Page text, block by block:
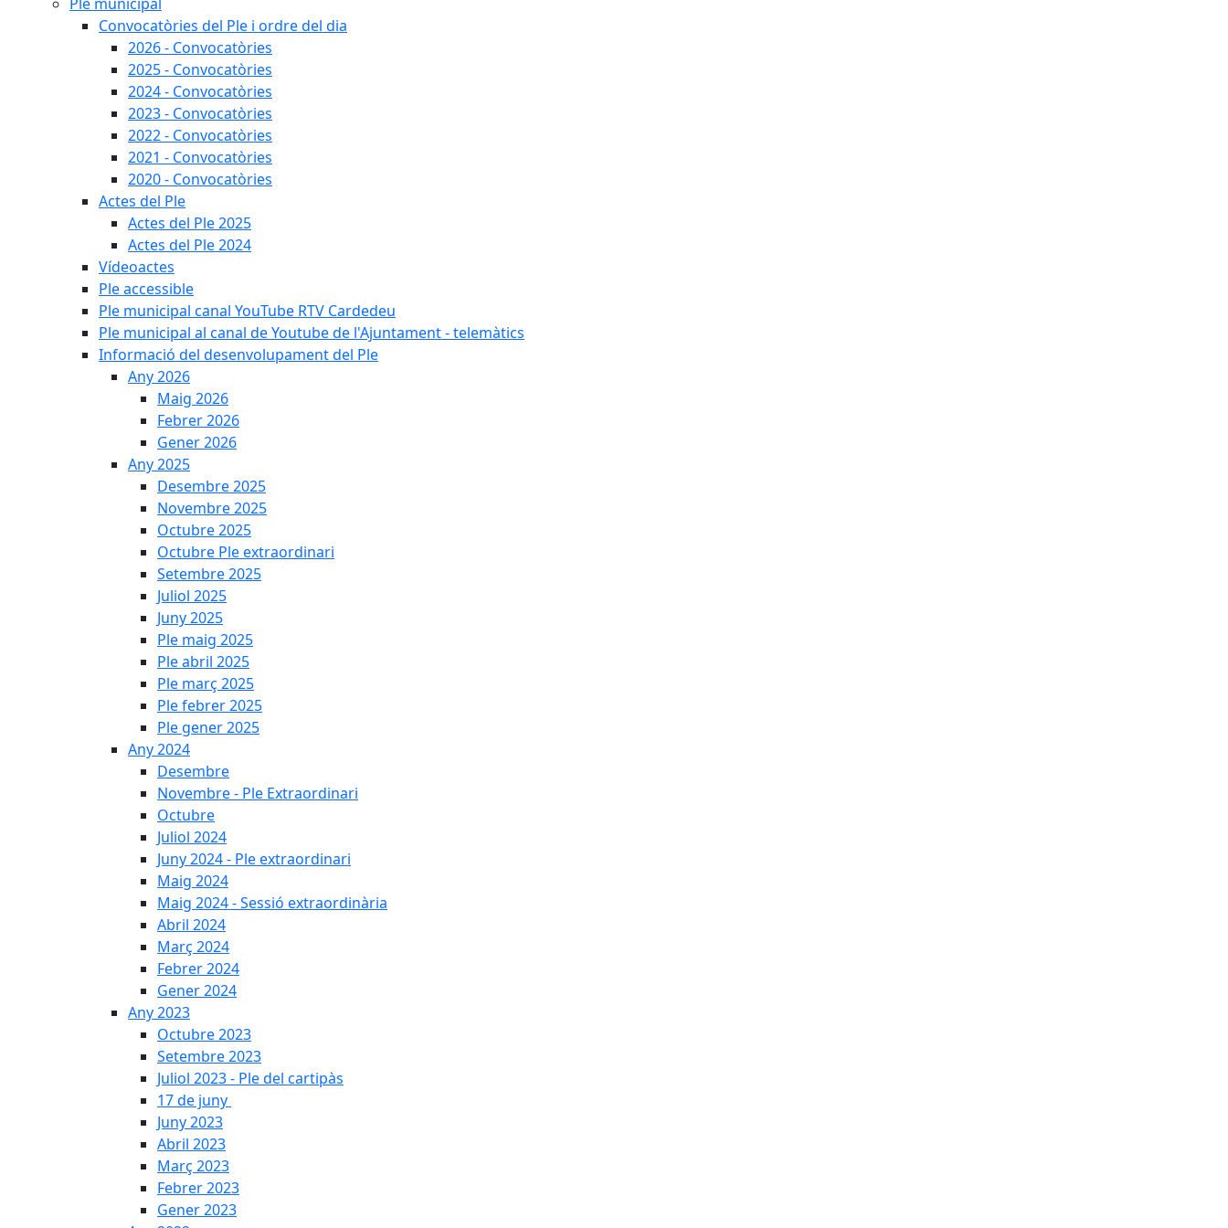
Convocatòries del Ple i ordre del dia
2026 - Convocatòries
2025 - Convocatòries
2024 - Convocatòries
2023 - Convocatòries
2022 - Convocatòries
2021 - Convocatòries
2020 - Convocatòries
Actes del Ple
Actes del Ple 2025
Actes del Ple 2024
Vídeoactes
Ple accessible
Ple municipal canal YouTube RTV Cardedeu
Ple municipal al canal de Youtube de l'Ajuntament - telemàtics
Informació del desenvolupament del Ple
Any 2026
Maig 2026
Febrer 2026
Gener 2026
Any 2025
Desembre 2025
Novembre 2025
Octubre 2025
Octubre Ple extraordinari
Setembre 2025
Juliol 2025
Juny 2025
Ple maig 2025
Ple abril 2025
Ple març 2025
Ple febrer 2025
Ple gener 2025
Any 2024
Desembre
Novembre - Ple Extraordinari
Octubre
Juliol 2024
Juny 2024 - Ple extraordinari
Maig 2024
Maig 2024 - Sessió extraordinària
Abril 2024
Març 2024
Febrer 2024
Gener 2024
Any 2023
Octubre 2023
Setembre 2023
Juliol 2023 - Ple del cartipàs
17 de juny
Juny 2023
Abril 2023
Març 2023
Febrer 2023
Gener 2023